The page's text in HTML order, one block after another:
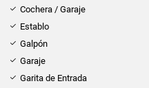
Cochera / Garaje
Establo
Galpón
Garaje
Garita de Entrada